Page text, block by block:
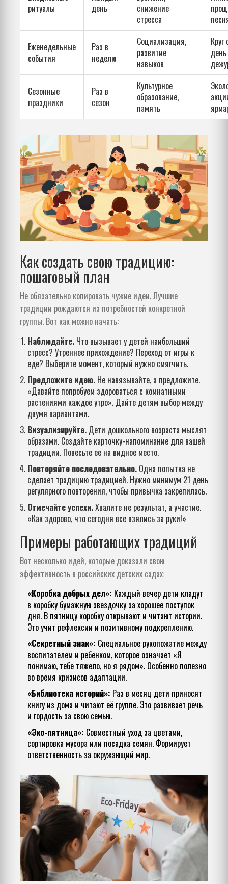
ритуалы
день
снижение
стресса
Еженедельные
события
Раз в
неделю
Социализация,
развитие
навыков
день
Сезонные
праздники
Раз в
сезон
Культурное
образование,
память
Как создать свою традицию:
пошаговый план
Не обязательно копировать чужие идеи. Лучшие
традиции рождаются из потребностей конкретной
группы. Вот как можно начать:
Наблюдайте. Что вызывает у детей наибольший
стресс? Утреннее прихождение? Переход от игры к
еде? Выберите момент, который нужно смягчить.
Предложите идею. Не навязывайте, а предложите.
«Давайте попробуем здороваться с комнатными
растениями каждое утро». Дайте детям выбор между
двумя вариантами.
Визуализируйте. Дети дошкольного возраста мыслят
образами. Создайте карточку-напоминание для вашей
традиции. Повесьте ее на видное место.
Повторяйте последовательно. Одна попытка не
сделает традицию традицией. Нужно минимум 21 день
регулярного повторения, чтобы привычка закрепилась.
Отмечайте успехи.Хвалите не результат, а участие.
«Как здорово, что сегодня все взялись за руки!»
Примеры работающих традиций
Вот несколько идей, которые доказали свою
эффективность в российских детских садах:
«Коробка добрых дел»: Каждый вечер дети кладут
в коробку бумажную звездочку за хорошее поступок
дня. В пятницу коробку открывают и читают истории.
Это учит рефлексии и позитивному подкреплению.
«Секретный знак»: Специальное рукопожатие между
воспитателем и ребенком, которое означает «Я
понимаю, тебе тяжело, но я рядом». Особенно полезно
во время кризисов адаптации.
«Библиотека историй»: Раз в месяц дети приносят
книгу из дома и читают её группе. Это развивает речь
и гордость за свою семью.
«Эко-пятница»: Совместный уход за цветами,
сортировка мусора или посадка семян. Формирует
ответственность за окружающий мир.